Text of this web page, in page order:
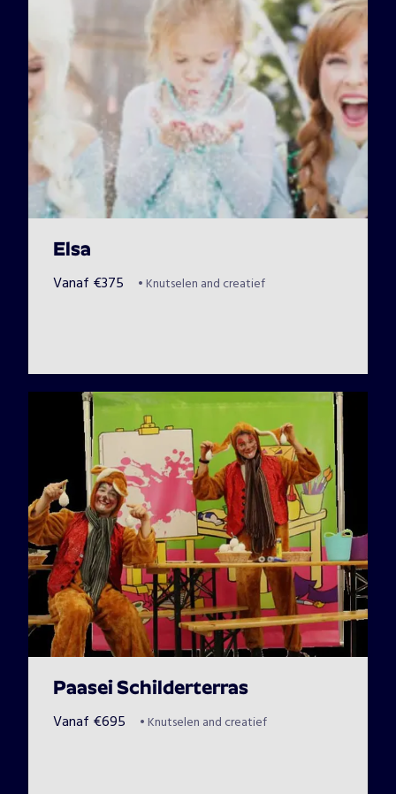
Elsa
Vanaf €375 • Knutselen and creatief
Paasei Schilderterras
Vanaf €695 • Knutselen and creatief